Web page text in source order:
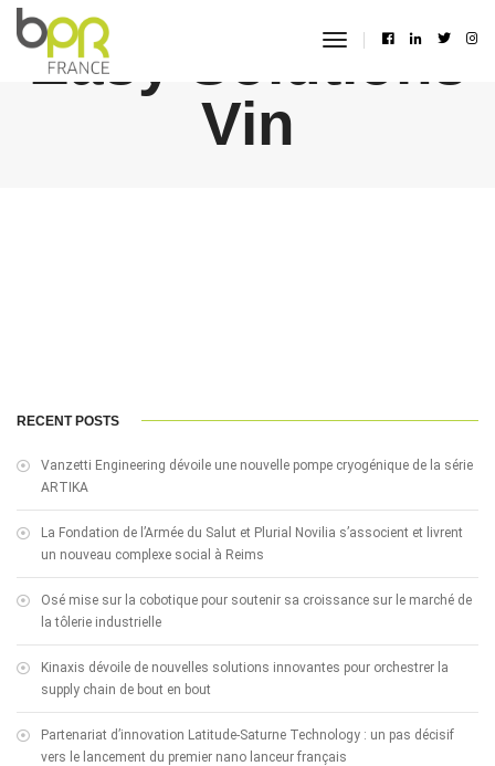
toggle
Easy Solutions
Vin
RECENT POSTS
Vanzetti Engineering dévoile une nouvelle pompe cryogénique de la série
ARTIKA
La Fondation de l’Armée du Salut et Plurial Novilia s’associent et livrent
un nouveau complexe social à Reims
Osé mise sur la cobotique pour soutenir sa croissance sur le marché de
la tôlerie industrielle
Kinaxis dévoile de nouvelles solutions innovantes pour orchestrer la
supply chain de bout en bout
Partenariat d’innovation Latitude-Saturne Technology : un pas décisif
vers le lancement du premier nano lanceur français